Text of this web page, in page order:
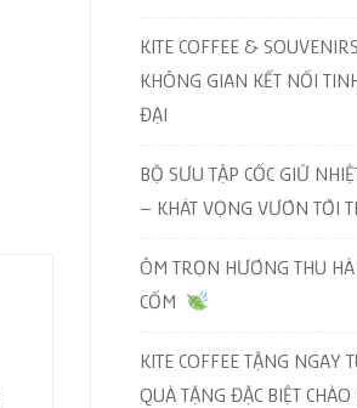
KITE COFFEE &
KHÔNG GIAN KẾT NỐI
ĐẠI
BỘ SƯU TẬP CỐC GIỮ
– KHÁT VỌNG VƯƠN TỚI
ÔM TRỌN HƯƠNG THU
CỐM
KITE COFFEE TẶNG NGAY
QUÀ TẶNG ĐẶC BIỆT